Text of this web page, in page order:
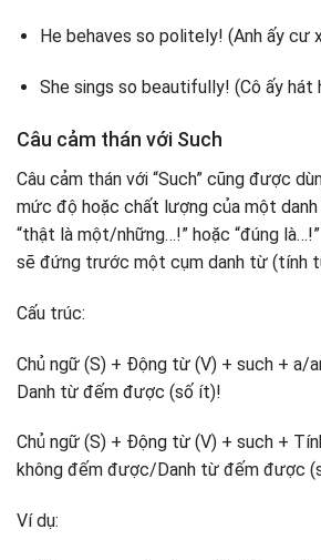
He behaves so politely! (Anh ấy cư
She sings so beautifully! (Cô ấy hát
Câu cảm thán với Such
Câu cảm thán với “Such” cũng được
mức độ hoặc chất lượng của một
“thật là một/những…!” hoặc “đúng
sẽ đứng trước một cụm danh từ (tính
Cấu trúc:
Chủ ngữ (S) + Động từ (V) + such + a/
Danh từ đếm được (số ít)!
Chủ ngữ (S) + Động từ (V) + such +
không đếm được/Danh từ đếm được
Ví dụ: